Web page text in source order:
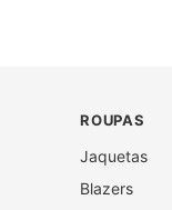
ROUPAS
Jaquetas
Blazers